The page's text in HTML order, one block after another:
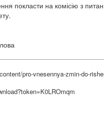
покласти на комісію з
pro-vnesennya-zmin-do-